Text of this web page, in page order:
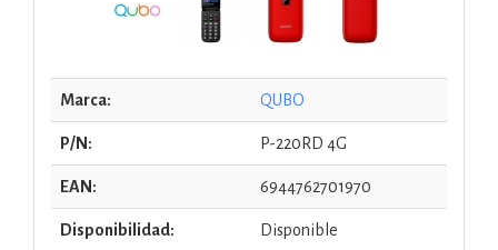
Marca: QUBO
P/N: P-220RD 4G
EAN: 6944762701970
Disponibilidad: Disponible